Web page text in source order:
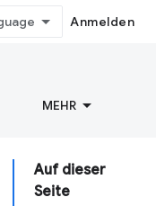
Anmelden
MEHR
Auf dieser
Seite